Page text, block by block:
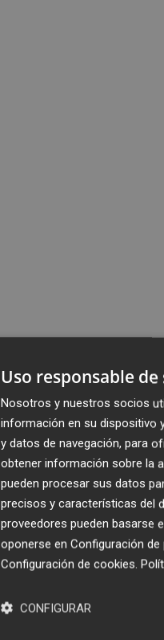
Uso responsable de
Nosotros y nuestros socios
información en su dispositivo
y datos de navegación, para
obtener información sobre la
pueden procesar sus datos
precisos y características del
proveedores pueden basarse
oponerse en Configuración de
Configuración de cookies.
CONFIGURAR